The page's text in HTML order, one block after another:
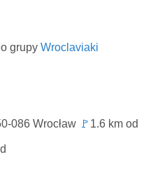
grupy Wroclaviaki
086 Wrocław 🚩 1.6 km od